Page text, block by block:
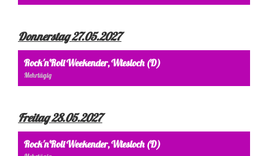
Donnerstag 27.05.2027
Rock'n'Roll Weekender, Wiesloch (D)
Mehrtägig
Freitag 28.05.2027
Rock'n'Roll Weekender, Wiesloch (D)